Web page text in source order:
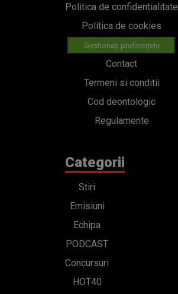
Politica de confidentialitate
Politica de cookies
Gestionați preferințele
Contact
Termeni si conditii
Cod deontologic
Regulamente
Categorii
Stiri
Emisiuni
Echipa
PODCAST
Concursuri
HOT40